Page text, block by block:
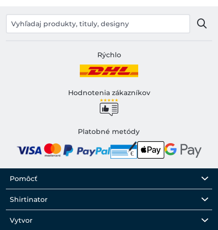
Rýchlo
Hodnotenia zákazníkov
Platobné metódy
Pomôcť
Shirtinator
Vytvor